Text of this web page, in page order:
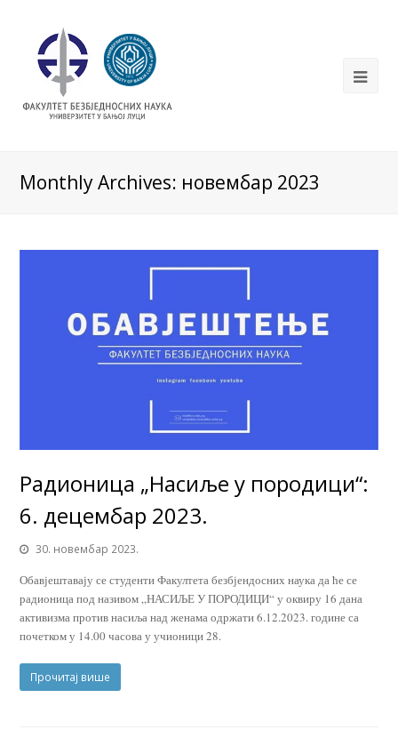
Monthly Archives: новембар 2023
Радионица „Насиље у породици“:
6. децембар 2023.
30. новембар 2023.
Обавјештавају се студенти Факултета безбјендосних наука да ће се
радионица под називом „НАСИЉЕ У ПОРОДИЦИ“ у оквиру 16 дана
активизма против насиља над женама одржати 6.12.2023. године са
почетком у 14.00 часова у учионици 28.
Прочитај више